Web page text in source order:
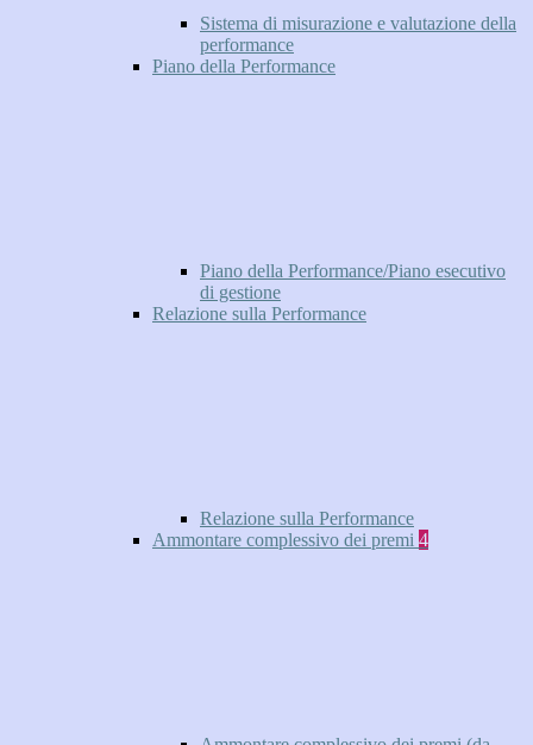
Sistema di misurazione e valutazione della
performance
Piano della Performance
Piano della Performance/Piano esecutivo
di gestione
Relazione sulla Performance
Relazione sulla Performance
Ammontare complessivo dei premi 4